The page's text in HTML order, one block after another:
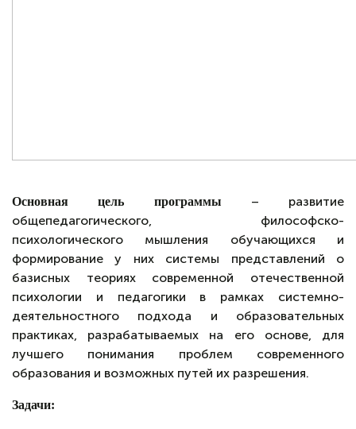
Основная цель программы – развитие
общепедагогического, философско-
психологического мышления обучающихся и
формирование у них системы представлений о
базисных теориях современной отечественной
психологии и педагогики в рамках системно-
деятельностного подхода и образовательных
практиках, разрабатываемых на его основе, для
лучшего понимания проблем современного
образования и возможных путей их разрешения.
Задачи: